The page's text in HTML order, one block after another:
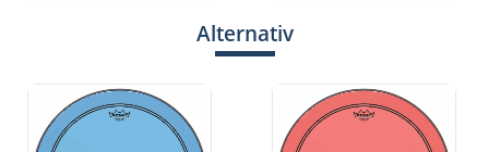
Alternativ